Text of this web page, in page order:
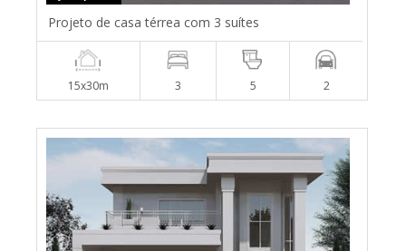
Projeto de casa térrea com 3 suítes
15x30m 3 5 2